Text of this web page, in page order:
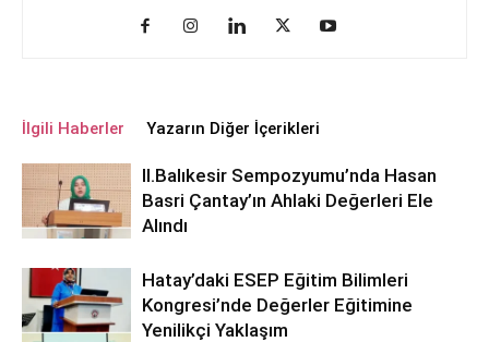
İlgili Haberler Yazarın Diğer İçerikleri
ll.Balıkesir Sempozyumu’nda Hasan
Basri Çantay’ın Ahlaki Değerleri Ele
Alındı
Hatay’daki ESEP Eğitim Bilimleri
Kongresi’nde Değerler Eğitimine
Yenilikçi Yaklaşım